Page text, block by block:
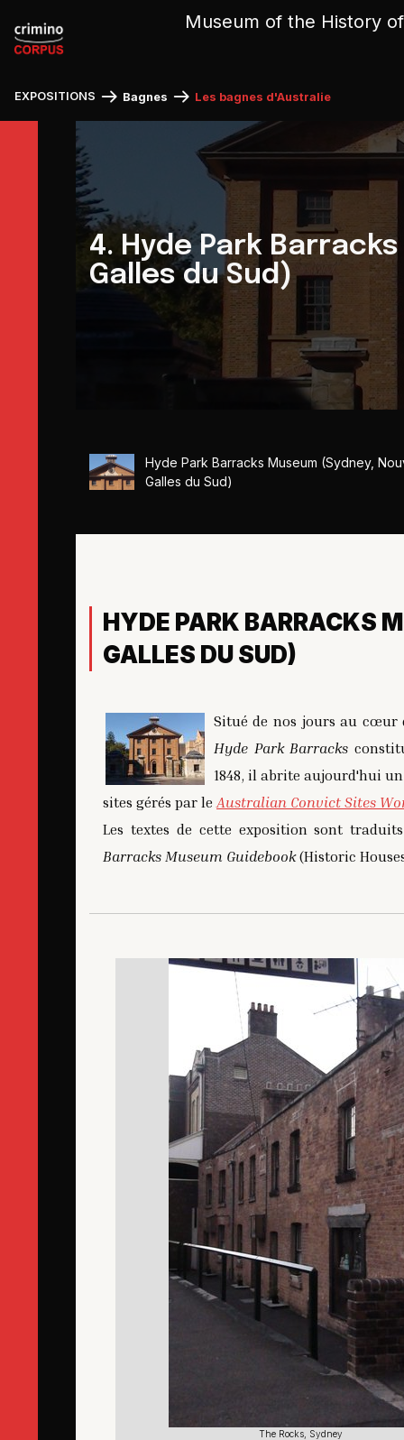
Museum of the History
EXPOSITIONS Bagnes Les bagnes d'Australie
4. Hyde Park
Galles du Sud)
Hyde Park Barracks Museum (Sydney,
Galles du Sud)
HYDE PARK BARRACKS
GALLES DU SUD)
Situé de nos jours au cœur
Hyde Park Barracks
1848, il abrite aujourd'hui
sites gérés par leAustralian Convict Sites
Les textes de cette exposition sont
Barracks Museum Guidebook(Historic
The Rocks, Sydney
Cookies management panel